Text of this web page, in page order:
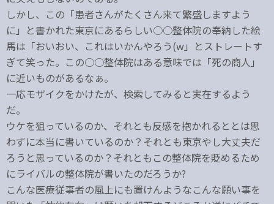
しかし、この「患者さんがたくさん来て繁盛しますよう
に」と書かれた東京にあるらしい○○整体院の奉納した絵
馬は「おいおい、これはいかんやろう(w」とストレートす
ぎて笑った。この○○整体院はある意味では「死の商人」
に近いものがあるなぁ。
一応モザイクをかけたが、検索してみると実在するよう
だ。
ウケを狙っているのか、それとも反感を抱かれるととは思
わずに本当に書いているのか？それとも東京やし大丈夫だ
ろうと思っているのか？それともこの整体院を貶めるため
にライバルの整体院が書いたのだろうか?
こんな医療従事者の風上にも置けんようなこんな願い事を